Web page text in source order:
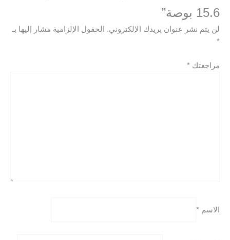
15.6 بوصة”
لن يتم نشر عنوان بريدك الإلكتروني.
الحقول الإلزامية مشار إليها بـ
*
مراجعتك *
الاسم *